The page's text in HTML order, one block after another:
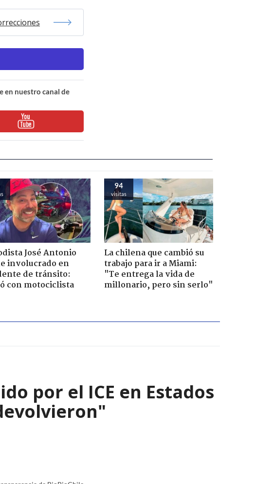
en nuestro canal de
José Antonio
involucrado en
de tránsito:
con motociclista
94
visitas
La chilena que cambió su
trabajo para ir a Miami:
"Te entrega la vida de
millonario, pero sin serlo"
por el ICE en Estados